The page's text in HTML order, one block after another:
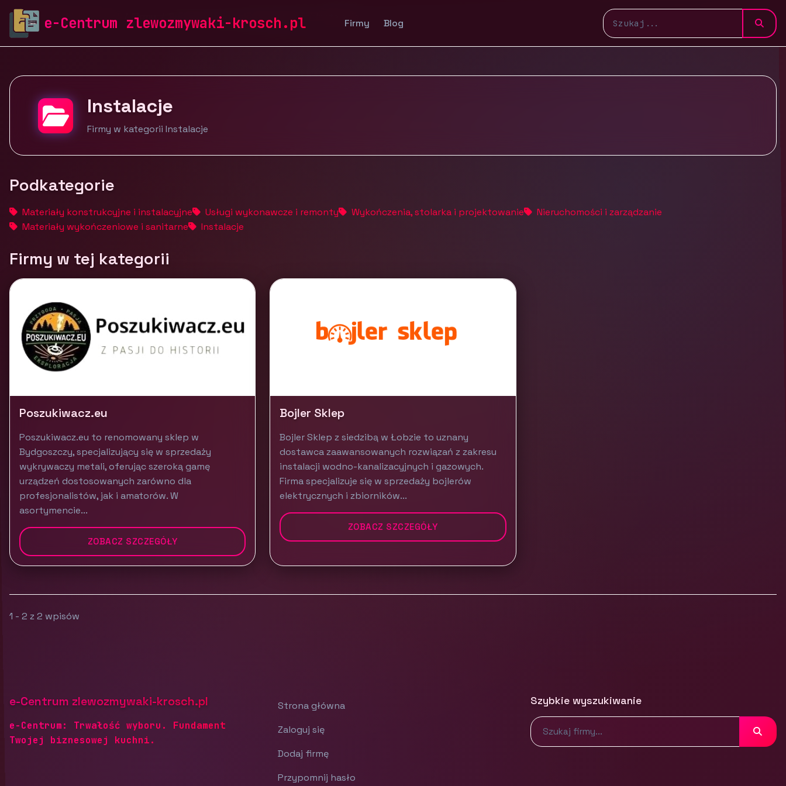
e-Centrum zlewozmywaki-krosch.pl Firmy Blog
zlewozmywaki-krosch.pl Firmy Budownictwo i nieruchomości
Instalacje
Firmy w kategorii Instalacje
Podkategorie
Materiały konstrukcyjne i instalacyjne Usługi wykonawcze i remonty Wykończenia, stolarka i projektowanie
Nieruchomości i zarządzanie
Materiały wykończeniowe i sanitarne
Instalacje
Firmy w tej kategorii
Poszukiwacz.eu
Poszukiwacz.eu to renomowany sklep w
Bydgoszczy, specjalizujący się w sprzedaży
wykrywaczy metali, oferując szeroką gamę
urządzeń dostosowanych zarówno dla
profesjonalistów, jak i amatorów. W
asortymencie...
ZOBACZ SZCZEGÓŁY
Bojler Sklep
Bojler Sklep z siedzibą w Łobzie to uznany
dostawca zaawansowanych rozwiązań z zakresu
instalacji wodno-kanalizacyjnych i gazowych.
Firma specjalizuje się w sprzedaży bojlerów
elektrycznych i zbiorników...
ZOBACZ SZCZEGÓŁY
1 - 2 z 2 wpisów
e-Centrum zlewozmywaki-krosch.pl
e-Centrum: Trwałość wyboru. Fundament
Twojej biznesowej kuchni.
Strona główna
Zaloguj się
Dodaj firmę
Przypomnij hasło
Szybkie wyszukiwanie